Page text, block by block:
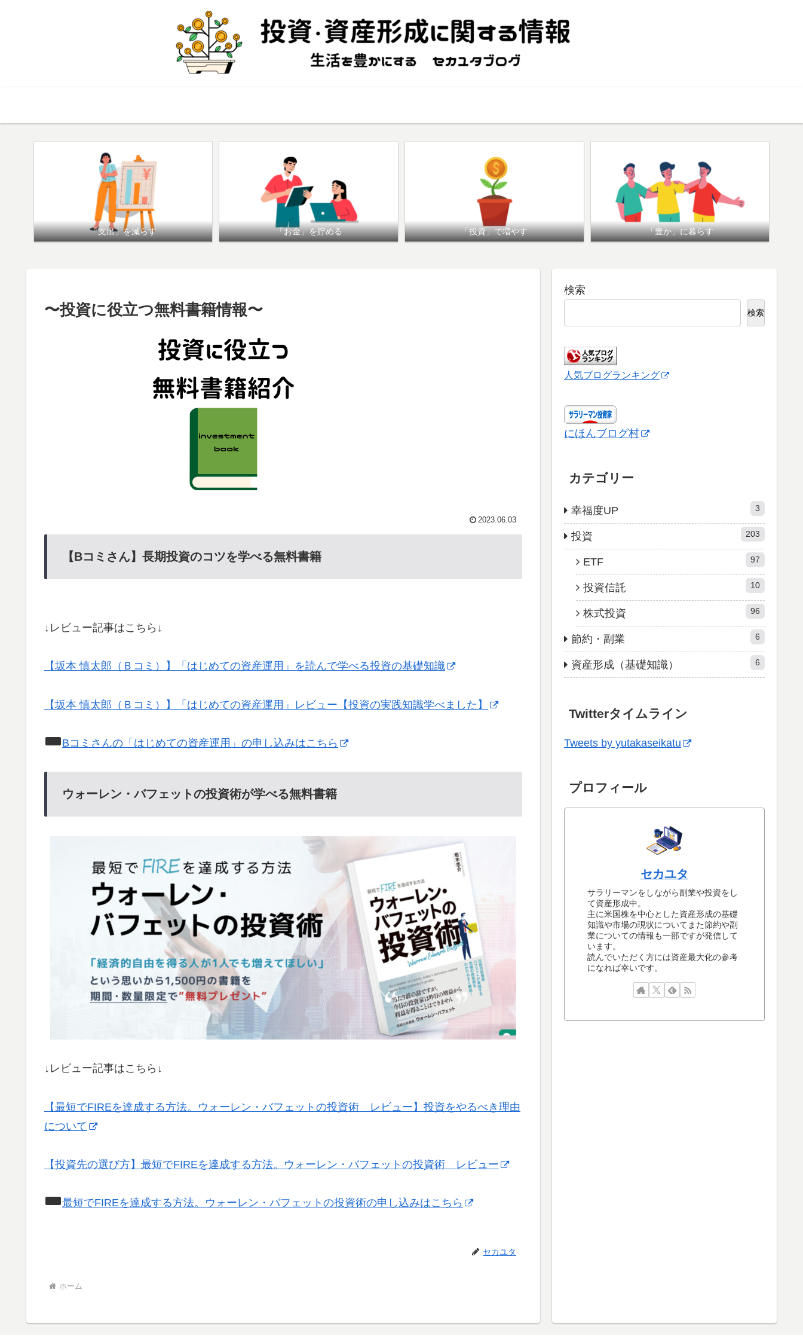
「支出」を減らす 「お金」を貯める 「投資」で増やす 「豊か」に暮らす
〜投資に役立つ無料書籍情報〜
2023.06.03
【Bコミさん】長期投資のコツを学べる無料書籍
↓レビュー記事はこちら↓
【坂本 慎太郎（Ｂコミ）】「はじめての資産運用」を読んで学べる投資の基礎知識
【坂本 慎太郎（Ｂコミ）】「はじめての資産運用」レビュー【投資の実践知識学べました】
Bコミさんの「はじめての資産運用」の申し込みはこちら
ウォーレン・バフェットの投資術が学べる無料書籍
↓レビュー記事はこちら↓
【最短でFIREを達成する方法。ウォーレン・バフェットの投資術 レビュー】投資をやるべき理由
について
【投資先の選び方】最短でFIREを達成する方法。ウォーレン・バフェットの投資術 レビュー
最短でFIREを達成する方法。ウォーレン・バフェットの投資術の申し込みはこちら
セカユタ
ホーム
検索
検索
人気ブログランキング
にほんブログ村
カテゴリー
幸福度UP 3
投資 203
ETF 97
投資信託 10
株式投資 96
節約・副業 6
資産形成（基礎知識） 6
Twitterタイムライン
Tweets by yutakaseikatu
プロフィール
セカユタ
サラリーマンをしながら副業や投資をし
て資産形成中。
主に米国株を中心とした資産形成の基礎
知識や市場の現状についてまた節約や副
業についての情報も一部ですが発信して
います。
読んでいただく方には資産最大化の参考
になれば幸いです。